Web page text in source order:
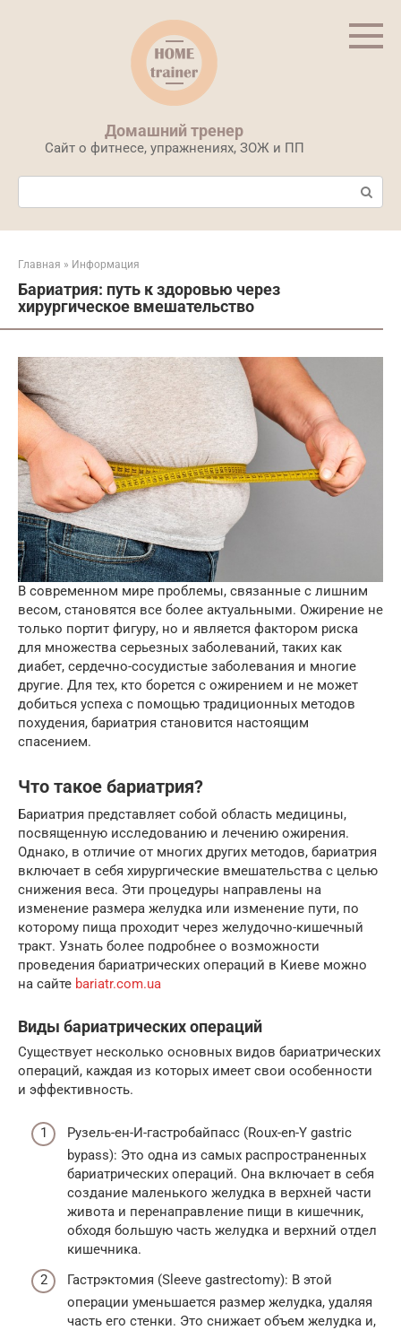
Домашний тренер
Сайт о фитнесе, упражнениях, ЗОЖ и ПП
Поиск:
Главная » Информация
Бариатрия: путь к здоровью через
хирургическое вмешательство
В современном мире проблемы, связанные с лишним
весом, становятся все более актуальными. Ожирение не
только портит фигуру, но и является фактором риска
для множества серьезных заболеваний, таких как
диабет, сердечно-сосудистые заболевания и многие
другие. Для тех, кто борется с ожирением и не может
добиться успеха с помощью традиционных методов
похудения, бариатрия становится настоящим
спасением.
Что такое бариатрия?
Бариатрия представляет собой область медицины,
посвященную исследованию и лечению ожирения.
Однако, в отличие от многих других методов, бариатрия
включает в себя хирургические вмешательства с целью
снижения веса. Эти процедуры направлены на
изменение размера желудка или изменение пути, по
которому пища проходит через желудочно-кишечный
тракт. Узнать более подробнее о возможности
проведения бариатрических операций в Киеве можно
на сайте bariatr.com.ua
Виды бариатрических операций
Существует несколько основных видов бариатрических
операций, каждая из которых имеет свои особенности
и эффективность.
Рузель-ен-И-гастробайпасс (Roux-en-Y gastric
bypass): Это одна из самых распространенных
бариатрических операций. Она включает в себя
создание маленького желудка в верхней части
живота и перенаправление пищи в кишечник,
обходя большую часть желудка и верхний отдел
кишечника.
Гастрэктомия (Sleeve gastrectomy): В этой
операции уменьшается размер желудка, удаляя
часть его стенки. Это снижает объем желудка и,